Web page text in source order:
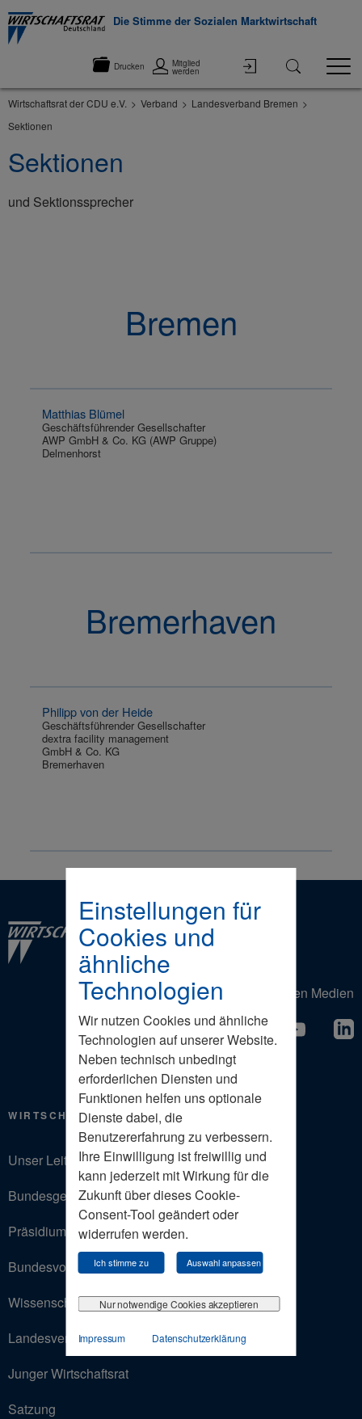
Einstellungen für
Cookies und
ähnliche
Technologien
Wir nutzen Cookies und ähnliche
Technologien auf unserer Website.
Neben technisch unbedingt
erforderlichen Diensten und
Funktionen helfen uns optionale
Dienste dabei, die
Benutzererfahrung zu verbessern.
Ihre Einwilligung ist freiwillig und
kann jederzeit mit Wirkung für die
Zukunft über dieses Cookie-
Consent-Tool geändert oder
widerrufen werden.
Ich stimme zu Auswahl anpassen
Nur notwendige Cookies akzeptieren
Impressum Datenschutzerklärung
Die Stimme der Sozialen Marktwirtschaft
Drucken Mitglied
werden
Wirtschaftsrat der CDU e.V. Verband
Landesverband Bremen
Sektionen
Sektionen
und Sektionssprecher
Bremen
Matthias Blümel
Geschäftsführender Gesellschafter
AWP GmbH & Co. KG (AWP Gruppe)
Delmenhorst
Bremerhaven
Philipp von der Heide
Geschäftsführender Gesellschafter
dextra facility management
GmbH & Co. KG
Bremerhaven
Der Wirtschaftsrat in den Sozialen Medien
WIRTSCHAFTSRAT
Unser Leitbild
Bundesgeschäftsstelle
Präsidium
Bundesvorstand
Wissenschaftlicher Beirat
Landesverbände
Junger Wirtschaftsrat
Satzung